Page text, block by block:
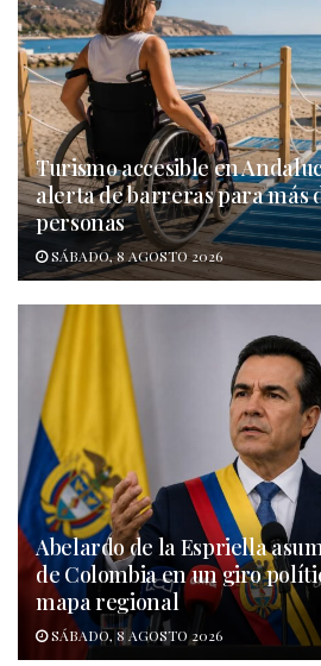
Turismo accesible en
alerta de barreras para más
personas
SÁBADO, 8 AGOSTO 2026
Abelardo de la Espriella
de Colombia en un giro
mapa regional
SÁBADO, 8 AGOSTO 2026